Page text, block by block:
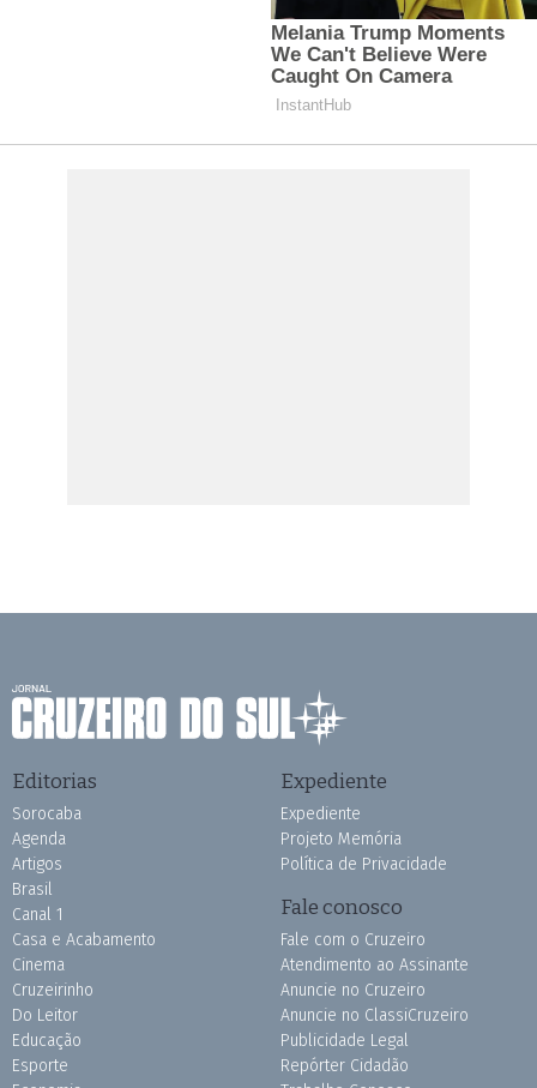
Editorias
Sorocaba
Agenda
Artigos
Brasil
Canal 1
Casa e Acabamento
Cinema
Cruzeirinho
Do Leitor
Educação
Esporte
Expediente
Expediente
Projeto Memória
Política de Privacidade
Fale conosco
Fale com o Cruzeiro
Atendimento ao Assinante
Anuncie no Cruzeiro
Anuncie no ClassiCruzeiro
Publicidade Legal
Repórter Cidadão